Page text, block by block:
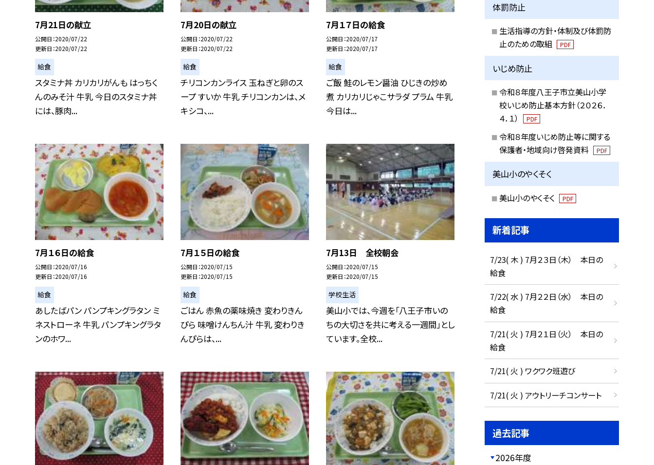
7月21日の献立
公開日 2020/07/22
更新日 2020/07/22
給食
スタミナ丼 カリカリがんも はっちく
んのみそ汁 牛乳 今日のスタミナ丼
には、豚肉...
7月20日の献立
公開日 2020/07/22
更新日 2020/07/22
給食
チリコンカンライス 玉ねぎと卵のス
ープ すいか 牛乳 チリコンカンは、メ
キシコ、...
7月１７日の給食
公開日 2020/07/17
更新日 2020/07/17
給食
ご飯 鮭のレモン醤油 ひじきの炒め
煮 カリカリじゃこサラダ プラム 牛乳
今日は...
7月１６日の給食
公開日 2020/07/16
更新日 2020/07/16
給食
あしたばパン パンプキングラタン ミ
ネストローネ 牛乳 パンプキングラタ
ンのホワ...
7月１５日の給食
公開日 2020/07/15
更新日 2020/07/15
給食
ごはん 赤魚の薬味焼き 変わりきん
ぴら 味噌けんちん汁 牛乳 変わりき
んぴらは、...
7月13日 全校朝会
公開日 2020/07/15
更新日 2020/07/15
学校生活
美山小では、今週を「八王子市いの
ちの大切さを共に考える一週間」とし
ています。全校...
体罰防止
生活指導の方針・体制及び体罰防
止のための取組
PDF
いじめ防止
令和８年度八王子市立美山小学
校いじめ防止基本方針（２０２６．
４．１）
PDF
令和８年度いじめ防止等に関する
保護者・地域向け啓発資料
PDF
美山小のやくそく
美山小のやくそく PDF
新着記事
7/23( 木 ) 7月２３日（木） 本日の
給食
7/22( 水 ) 7月２２日（水） 本日の
給食
7/21( 火 ) 7月２１日（火） 本日の
給食
7/21( 火 ) ワクワク班遊び
7/21( 火 ) アウトリーチコンサート
過去記事
2026年度